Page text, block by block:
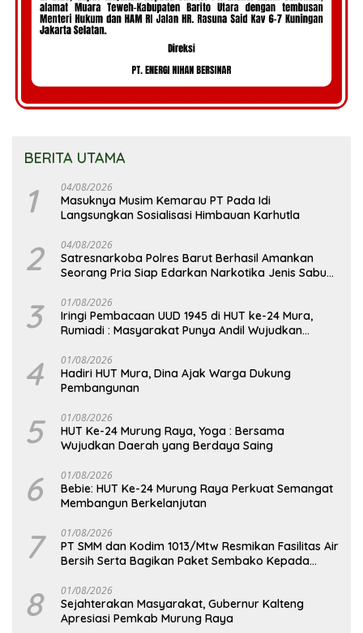
BERITA UTAMA
1 04/08/2026
Masuknya Musim Kemarau PT Pada Idi
Langsungkan Sosialisasi Himbauan Karhutla
2 04/08/2026
Satresnarkoba Polres Barut Berhasil Amankan
Seorang Pria Siap Edarkan Narkotika Jenis Sabu
3 01/08/2026
Iringi Pembacaan UUD 1945 di HUT ke-24 Mura,
Rumiadi : Masyarakat Punya Andil Wujudkan
4 01/08/2026
Hadiri HUT Mura, Dina Ajak Warga Dukung
Pembangunan
5 01/08/2026
HUT Ke-24 Murung Raya, Yoga : Bersama
Wujudkan Daerah yang Berdaya Saing
6 01/08/2026
Bebie: HUT Ke-24 Murung Raya Perkuat Semangat
Membangun Berkelanjutan
7 01/08/2026
PT SMM dan Kodim 1013/Mtw Resmikan Fasilitas Air
Bersih Serta Bagikan Paket Sembako Kepada
8 01/08/2026
Sejahterakan Masyarakat, Gubernur Kalteng
Apresiasi Pemkab Murung Raya